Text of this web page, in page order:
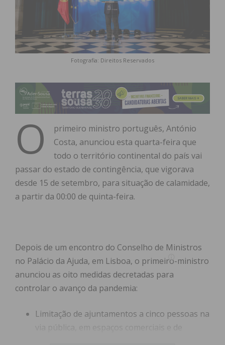
Fotografia: Direitos Reservados
O
primeiro ministro português, António
Costa, anunciou esta quarta-feira que
todo o território continental do país vai
passar do estado de contingência, que vigorava
desde 15 de setembro, para situação de calamidade,
a partir da 00:00 de quinta-feira.
Depois de um encontro do Conselho de Ministros
no Palácio da Ajuda, em Lisboa, o primeiro-ministro
anunciou as oito medidas decretadas para
controlar o avanço da pandemia:
Limitação de ajuntamentos a cinco pessoas na
via pública, em espaços comerciais e de